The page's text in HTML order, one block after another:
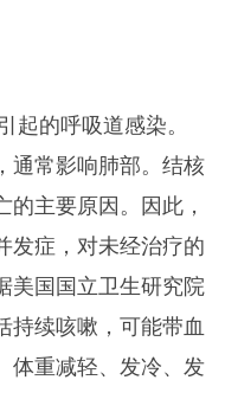
起的呼吸道感染。
通常影响肺部。结核
主要原因。因此，
发症，对未经治疗的
美国国立卫生研究院
持续咳嗽，可能带血
体重减轻、发冷、发